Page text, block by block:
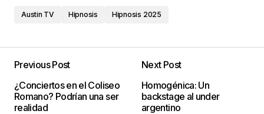
Austin TV Hipnosis Hipnosis 2025
Previous Post
¿Conciertos en el Coliseo
Romano? Podrían una ser
realidad
Next Post
Homogénica: Un
backstage al under
argentino